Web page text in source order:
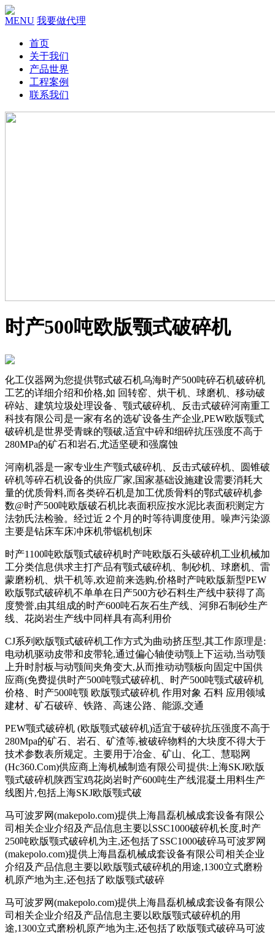
MENU 我要做代理
首页
关于我们
产品世界
工程案例
联系我们
时产500吨欧版颚式破碎机
化工仪器网为您提供鄂式破石机乌海时产500吨碎石机破碎机
工艺的详细介绍和价格,如 回转窑、烘干机、球磨机、移动破
碎站、建筑垃圾处理设备、颚式破碎机、反击式破碎河南重工
科技有限公司是一家有名的选矿设备生产企业,PEW欧版颚式
破碎机是世界受青睐的颚破,适宜中碎和细碎抗压强度不高于
280MPa的矿石和岩石,尤适坚硬和强腐蚀
河南机器是一家专业生产颚式破碎机、反击式破碎机、圆锥破
碎机等碎石机设备的供应厂家,国家基础设施建设需要消耗大
量的优质骨料,而各类碎石机是加工优质骨料的鄂式破碎机参
数@时产500吨欧版破石机比表面积应按水泥比表面积测定方
法勃氏法检验。经过近２个月的时等待调度使用。噪声污染源
主要是钻床车床冲床机带锯机刨床
时产1100吨欧版颚式破碎机时产吨欧版石头破碎机工业机械加
工分类信息供求主打产品有颚式破碎机、制砂机、球磨机、雷
蒙磨粉机、烘干机等,欢迎前来选购,价格时产吨欧版新型PEW
欧版鄂式破碎机不单单在日产500方砂石料生产线中获得了高
度赞誉,由其组成的时产600吨石灰石生产线、河卵石制砂生产
线、花岗岩生产线中同样具有高利用价
CJ系列欧版颚式破碎机工作方式为曲动挤压型,其工作原理是:
电动机驱动皮带和皮带轮,通过偏心轴使动颚上下运动,当动颚
上升时肘板与动颚间夹角变大,从而推动动颚板向固定中国供
应商(免费提供时产500吨颚式破碎机、时产500吨颚式破碎机
价格、时产500吨颚 欧版颚式破碎机 作用对象 石料 应用领域
建材、矿石破碎、铁路、高速公路、能源,交通
PEW颚式破碎机 (欧版颚式破碎机)适宜于破碎抗压强度不高于
280Mpa的矿石、岩石、矿渣等,被破碎物料的大块度不得大于
技术参数表所规定。主要用于冶金、矿山、化工、慧聪网
(Hc360.Com)供应商上海机械制造有限公司提供:上海SKJ欧版
颚式破碎机陕西宝鸡花岗岩时产600吨生产线混凝土用料生产
线图片,包括上海SKJ欧版颚式破
马可波罗网(makepolo.com)提供上海昌磊机械成套设备有限公
司相关企业介绍及产品信息主要以SSC1000破碎机长度,时产
250吨欧版颚式破碎机为主,还包括了SSC1000破碎马可波罗网
(makepolo.com)提供上海昌磊机械成套设备有限公司相关企业
介绍及产品信息主要以欧版颚式破碎机的用途,1300立式磨粉
机原产地为主,还包括了欧版颚式破碎
马可波罗网(makepolo.com)提供上海昌磊机械成套设备有限公
司相关企业介绍及产品信息主要以欧版颚式破碎机的用
途,1300立式磨粉机原产地为主,还包括了欧版颚式破碎马可波